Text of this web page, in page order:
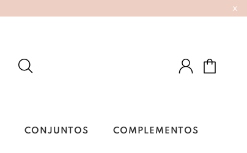
x
CONJUNTOS COMPLEMENTOS